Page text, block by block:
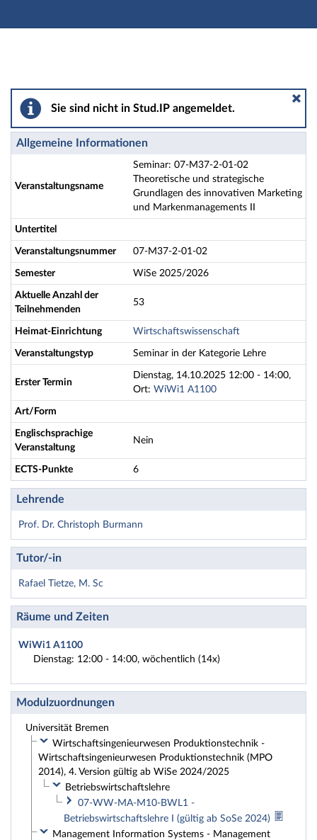
Hauptnavigation
Seminar: 07-M37-2-01-02 Theoretische und
Sie sind nicht in Stud.IP angemeldet.
Allgemeine Informationen
Veranstaltungsname
Seminar: 07-M37-2-01-02
Theoretische und strategische
Grundlagen des innovativen Marketing
und Markenmanagements II
Untertitel
Veranstaltungsnummer 07-M37-2-01-02
Semester WiSe 2025/2026
Aktuelle Anzahl der
Teilnehmenden
53
Heimat-Einrichtung Wirtschaftswissenschaft
Veranstaltungstyp Seminar in der Kategorie Lehre
Erster Termin
Dienstag, 14.10.2025 12:00 - 14:00,
Ort: WiWi1 A1100
Art/Form
Englischsprachige
Veranstaltung
Nein
ECTS-Punkte 6
Lehrende
Prof. Dr. Christoph Burmann
Tutor/-in
Rafael Tietze, M. Sc
Räume und Zeiten
WiWi1 A1100
Dienstag: 12:00 - 14:00, wöchentlich (14x)
Modulzuordnungen
Universität Bremen
Wirtschaftsingenieurwesen Produktionstechnik -
Wirtschaftsingenieurwesen Produktionstechnik (MPO
2014), 4. Version gültig ab WiSe 2024/2025
Betriebswirtschaftslehre
07-WW-MA-M10-BWL1 -
Betriebswirtschaftslehre I (gültig ab SoSe 2024)
Management Information Systems - Management